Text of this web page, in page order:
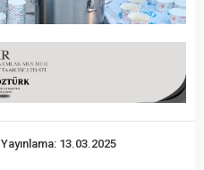
Yayınlama: 13.03.2025